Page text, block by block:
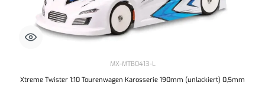
MX-MTB0413-L
Xtreme Twister 1:10 Tourenwagen Karosserie 190mm (unlackiert) 0,5mm